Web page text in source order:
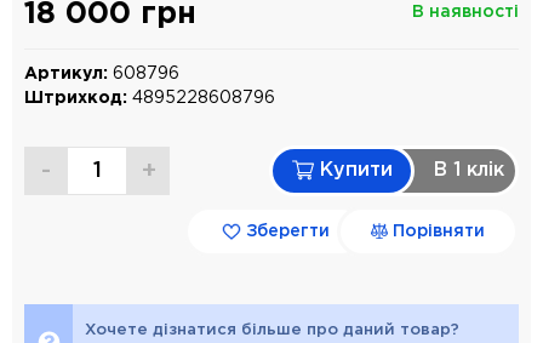
В наявності
18 000 грн
Артикул: 608796
Штрихкод: 4895228608796
- + Купити В 1 клiк
Зберегти Порівняти
Хочете дізнатися більше про даний товар?